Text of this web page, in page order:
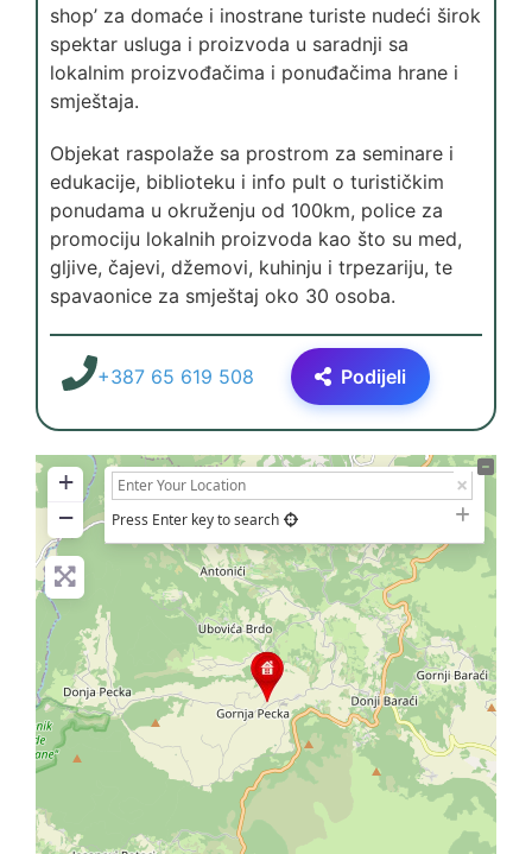
shop’ za domaće i inostrane turiste nudeći širok
spektar usluga i proizvoda u saradnji sa
lokalnim proizvođačima i ponuđačima hrane i
smještaja.
Objekat raspolaže sa prostrom za seminare i
edukacije, biblioteku i info pult o turističkim
ponudama u okruženju od 100km, police za
promociju lokalnih proizvoda kao što su med,
gljive, čajevi, džemovi, kuhinju i trpezariju, te
spavaonice za smještaj oko 30 osoba.
+387 65 619 508 Podijeli
+
−
Press Enter key to search